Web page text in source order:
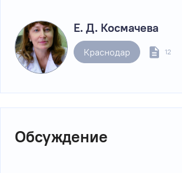
Е. Д. Космачева
Краснодар 12
Обсуждение